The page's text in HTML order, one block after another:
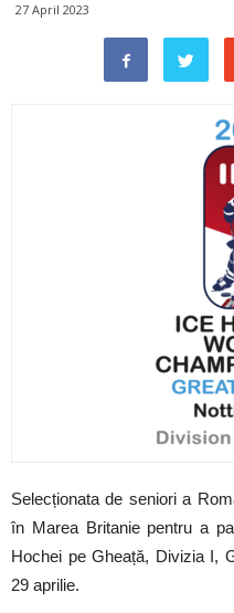
27 April 2023
Selecționata de seniori a
în Marea Britanie pentru a
Hochei pe Gheață, Divizia I,
29 aprilie.